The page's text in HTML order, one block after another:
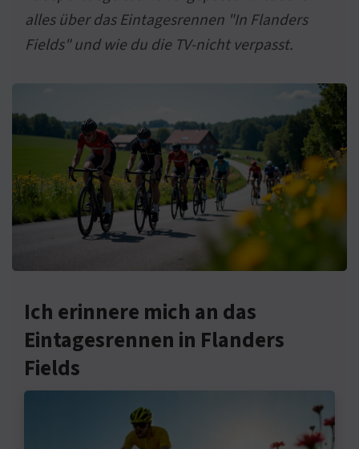
alles über das Eintagesrennen "In Flanders
Fields" und wie du die TV-nicht verpasst.
Ich erinnere mich an das
Eintagesrennen in Flanders
Fields